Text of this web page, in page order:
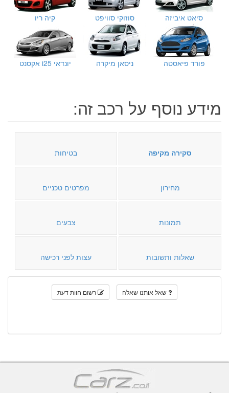
סיאט איביזה סוזוקי סוויפט קיה ריו
פורד פיאסטה ניסאן מיקרה יונדאי i25 אקסנט
מידע נוסף על רכב זה:
סקירה מקיפה בטיחות
מחירון מפרטים טכניים
תמונות צבעים
שאלות ותשובות עצות לפני רכישה
שאל אותנו שאלה רשום חוות דעת